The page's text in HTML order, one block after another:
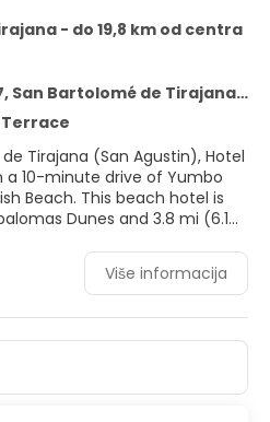
- do 19,8 km od centra
Bartolomé de Tirajana 35100
Tirajana (San Agustin), Hotel
a 10-minute drive of Yumbo
beach hotel is
Dunes and 3.8 mi (6.1
and a garden and make
wireless internet
at this hotel include wedding
room, and tour/ticket
Više informacija